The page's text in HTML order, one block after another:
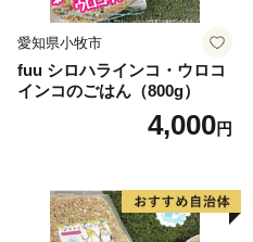
愛知県小牧市
fuu シロハラインコ・ウロコ
インコのごはん（800g）
4,000円